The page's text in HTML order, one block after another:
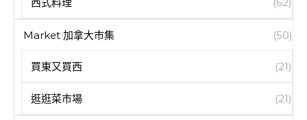
西式料理 (62)
Market 加拿大市集 (50)
買東又買西 (21)
逛逛菜市場 (21)